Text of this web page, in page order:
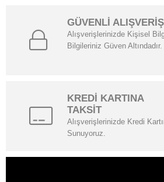
GÜVENLİ ALIŞVERİŞ
Alışverişlerinizde Kişisel
Bilgileriniz Güven Altındadır.
KREDİ KARTINA
TAKSİT
Alışverişlerinizde Kredi
Sunuyoruz.